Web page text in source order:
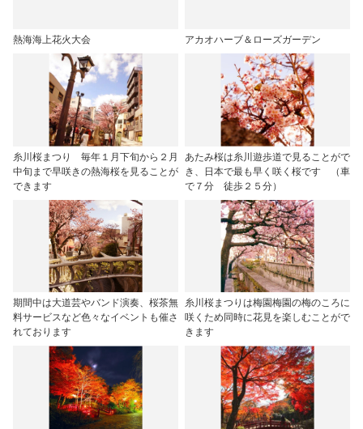
熱海海上花火大会 アカオハーブ＆ローズガーデン
糸川桜まつり 毎年１月下旬から２月
中旬まで早咲きの熱海桜を見ることが
できます
あたみ桜は糸川遊歩道で見ることがで
き、日本で最も早く咲く桜です （車
で７分 徒歩２５分）
期間中は大道芸やバンド演奏、桜茶無
料サービスなど色々なイベントも催さ
れております
糸川桜まつりは梅園梅園の梅のころに
咲くため同時に花見を楽しむことがで
きます